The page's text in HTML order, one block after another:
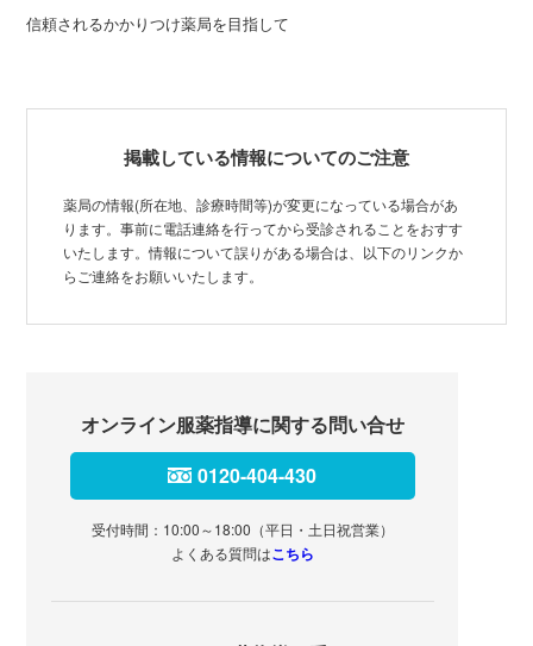
信頼されるかかりつけ薬局を目指して
掲載している情報についてのご注意
薬局の情報(所在地、診療時間等)が変更になっている場合があ
ります。事前に電話連絡を行ってから受診されることをおすす
いたします。情報について誤りがある場合は、以下のリンクか
らご連絡をお願いいたします。
オンライン服薬指導に関する問い合せ
0120-404-430
受付時間：10:00～18:00（平日・土日祝営業）
よくある質問はこちら